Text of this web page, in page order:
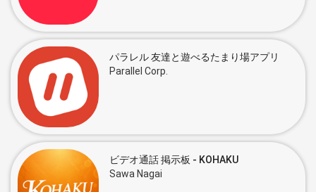
パラレル 友達と遊べるたまり場アプリ
Parallel Corp.
ビデオ通話 掲示板 - KOHAKU
Sawa Nagai